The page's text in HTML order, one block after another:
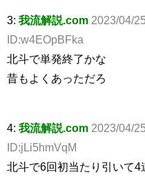
3: 我流解説.com 2023/04/
ID:w4EOpBFka
北斗で単発終了かな
昔もよくあっただろ
4: 我流解説.com 2023/04/
ID:jLi5hmVqM
北斗で6回初当たり引いて4